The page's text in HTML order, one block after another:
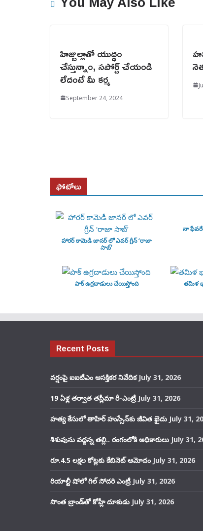
హిజ్బుల్లాతో యుద్ధం
చేస్తున్నాం, సపోర్ట్ చేయండి
లేదంటే మీ కర్మ
September 24, 2024
ఫోటోలు
హారర్ కామెడీ జానర్ లో ఎవర్ గ్రీన్ ‘రాజా
సాబ్’
నా
పాక్ ఉగ్రదాడులు చేయిస్తోంది
తమిళ
Recent Posts
వర్షంపై ఐఐటీఎం ఆసక్తికర నివేదిక July 31, 2026
19 ఏళ్ల తర్వాత తస్లీమా రీ-ఎంట్రీ July 31, 2026
హత్య కేసులో తాహిర్ హుస్సేన్‌కు జీవిత ఖైదు July 31,
శిశువును వద్దన్న తల్లి.. రంగంలోకి అధికారులు July 31,
రూ.4.5 లక్షల కోట్లకు కేబినెట్ ఆమోదం July 31, 2026
రియాల్టీ షోలో గిల్ సోదరి ఎంట్రీ July 31, 2026
సొంత బ్రాండ్‌తో కోహ్లీ దూకుడు July 31, 2026